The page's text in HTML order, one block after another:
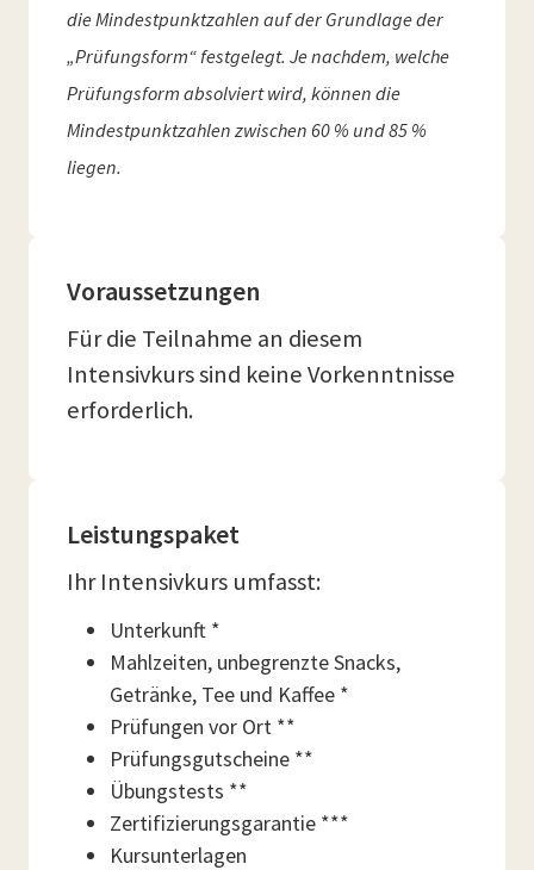
die Mindestpunktzahlen auf der Grundlage der
„Prüfungsform“ festgelegt. Je nachdem, welche
Prüfungsform absolviert wird, können die
Mindestpunktzahlen zwischen 60 % und 85 %
liegen.
Voraussetzungen
Für die Teilnahme an diesem
Intensivkurs sind keine Vorkenntnisse
erforderlich.
Leistungspaket
Ihr Intensivkurs umfasst:
Unterkunft *
Mahlzeiten, unbegrenzte Snacks,
Getränke, Tee und Kaffee *
Prüfungen vor Ort **
Prüfungsgutscheine **
Übungstests **
Zertifizierungsgarantie ***
Kursunterlagen